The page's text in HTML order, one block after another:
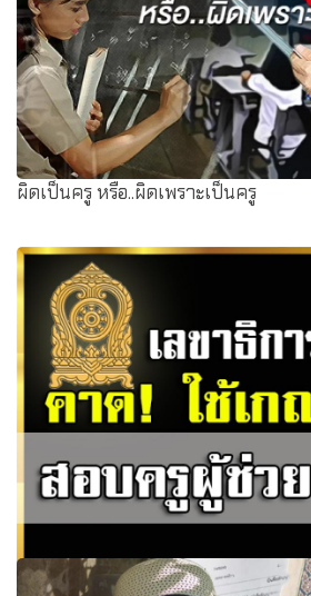
แฟลชโอเอสใหม่เท่านั้น
ผิดเป็นครู หรือ..ผิดเพราะเป็นครู